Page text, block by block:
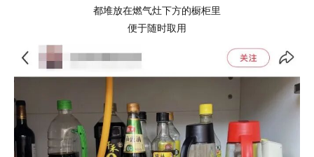
都堆放在燃气灶下方的橱柜里
便于随时取用